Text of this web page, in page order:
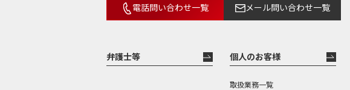
電話問い合わせ一覧 メール問い合わせ一覧
弁護士等 個人のお客様
取扱業務一覧